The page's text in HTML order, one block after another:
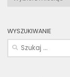
WYSZUKIWANIE
Szukaj: